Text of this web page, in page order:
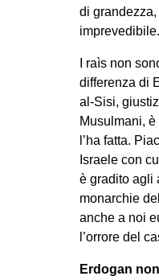
di
imprevedibile.
I raìs non
differenza di
al-Sisi,
Musulmani,
l’ha fatta.
Israele con
è gradito agli
monarchie
anche a noi
l’orrore del
Erdogan